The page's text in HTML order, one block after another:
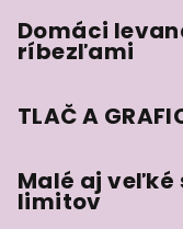
Domáci
ríbezľami
TLAČ A
Malé aj veľké
limitov